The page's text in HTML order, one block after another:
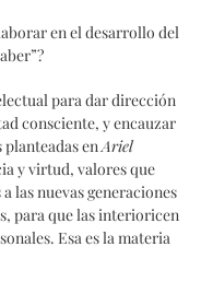
en el desarrollo del
para dar dirección
consciente, y encauzar
planteadas enAriel
y virtud, valores que
las nuevas generaciones
para que las interioricen
Esa es la materia